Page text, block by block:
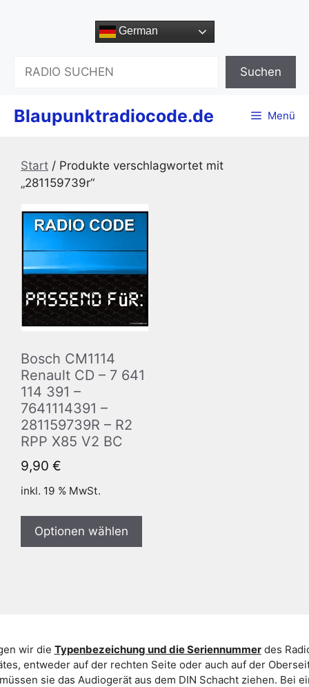
German
Suchen
Blaupunktradiocode.de Menü
Start / Produkte verschlagwortet mit
„281159739r“
Bosch CM1114
Renault CD – 7 641
114 391 –
7641114391 –
281159739R – R2
RPP X85 V2 BC
9,90 €
inkl. 19 % MwSt.
Optionen wählen
wir die Typenbezeichung und die Seriennummerdes
entweder auf der rechten Seite oder auch auf der
sie das Audiogerät aus dem DIN Schacht ziehen. Bei